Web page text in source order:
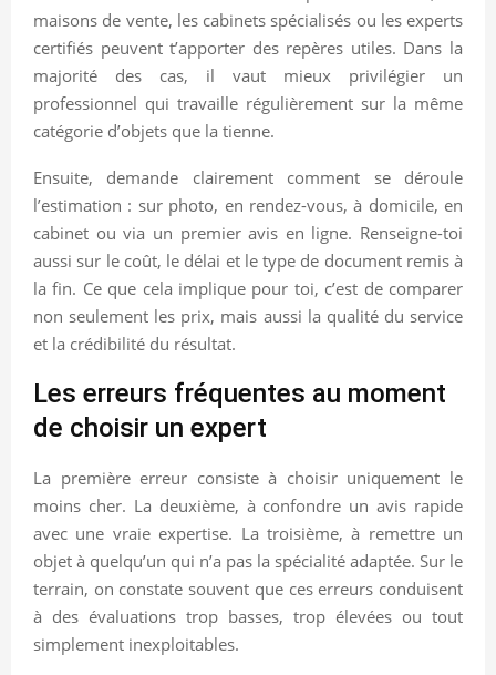
maisons de vente, les cabinets spécialisés ou les experts
certifiés peuvent t’apporter des repères utiles. Dans la
majorité des cas, il vaut mieux privilégier un
professionnel qui travaille régulièrement sur la même
catégorie d’objets que la tienne.
Ensuite, demande clairement comment se déroule
l’estimation : sur photo, en rendez-vous, à domicile, en
cabinet ou via un premier avis en ligne. Renseigne-toi
aussi sur le coût, le délai et le type de document remis à
la fin. Ce que cela implique pour toi, c’est de comparer
non seulement les prix, mais aussi la qualité du service
et la crédibilité du résultat.
Les erreurs fréquentes au moment
de choisir un expert
La première erreur consiste à choisir uniquement le
moins cher. La deuxième, à confondre un avis rapide
avec une vraie expertise. La troisième, à remettre un
objet à quelqu’un qui n’a pas la spécialité adaptée. Sur le
terrain, on constate souvent que ces erreurs conduisent
à des évaluations trop basses, trop élevées ou tout
simplement inexploitables.